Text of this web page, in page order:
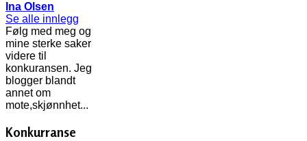
Ina Olsen
Se alle innlegg
Følg med meg og
mine sterke saker
videre til
konkuransen. Jeg
blogger blandt
annet om
mote,skjønnhet...
Konkurranse